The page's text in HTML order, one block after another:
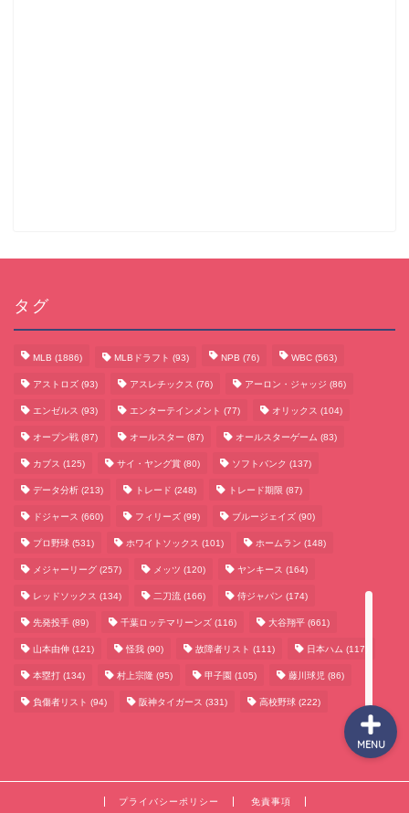
タグ
MLB (1886) MLBドラフト (93) NPB (76) WBC (563)
アストロズ (93) アスレチックス (76) アーロン・ジャッジ (86)
エンゼルス (93) エンターテインメント (77) オリックス (104)
オープン戦 (87) オールスター (87) オールスターゲーム (83)
カブス (125) サイ・ヤング賞 (80) ソフトバンク (137)
データ分析 (213) トレード (248) トレード期限 (87)
ドジャース (660) フィリーズ (99) ブルージェイズ (90)
プロ野球 (531) ホワイトソックス (101) ホームラン (148)
メジャーリーグ (257) メッツ (120) ヤンキース (164)
レッドソックス (134) 二刀流 (166) 侍ジャパン (174)
先発投手 (89) 千葉ロッテマリーンズ (116) 大谷翔平 (661)
山本由伸 (121) 怪我 (90) 故障者リスト (111) 日本ハム (117)
本塁打 (134) 村上宗隆 (95) 甲子園 (105) 藤川球児 (86)
負傷者リスト (94) 阪神タイガース (331) 高校野球 (222)
プライバシーポリシー 免責事項
MENU
サッカーまとめ
ゲームまとめ
テクノロジーまとめ
ビジネス・経済まとめ